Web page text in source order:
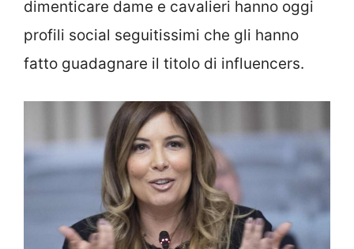
dimenticare dame e cavalieri hanno oggi
profili social seguitissimi che gli hanno
fatto guadagnare il titolo di influencers.